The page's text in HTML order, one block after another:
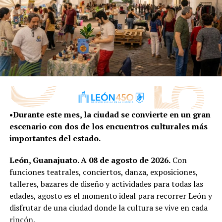
De acuerdo a los datos del IMSS, hasta agosto del 2022,
en León hay 11 mil 982 empleos directos del sector
automotriz y autopartes; Guanajuato genera más de
180 mil empleos directos e indirectos.
Este 21 y 22 de septiembre, el Foro contará con 330
expositores y 266 compradores, donde se
concretarán más mil 200 encuentros de negocio y 2
mil 200 oportunidades de trabajo.
Por su parte, el gobernador de Guanajuato Diego Sinhue
Rodríguez, señaló que a través de la mentefactura, en el
estado se le apuesta a ser la mejor entidad productora
Guanajuato es el estado que mejor se está
preparando para generar el ecosistema para la
transformación hacia los autos eléctricos, “porque
será el epicentro de la industria de los autos
•Durante este mes, la ciudad se convierte en un gran
escenario con dos de los encuentros culturales más
importantes del estado.
León, Guanajuato. A 08 de agosto de 2026.Con
funciones teatrales, conciertos, danza, exposiciones,
talleres, bazares de diseño y actividades para todas las
edades, agosto es el momento ideal para recorrer León y
disfrutar de una ciudad donde la cultura se vive en cada
rincón.